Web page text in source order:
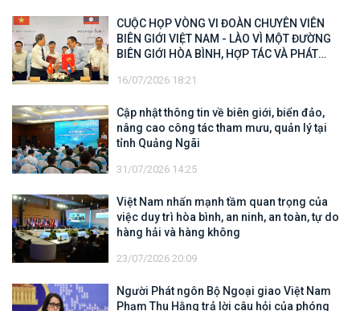
CUỘC HỌP VÒNG VI ĐOÀN CHUYÊN VIÊN
BIÊN GIỚI VIỆT NAM - LÀO VÌ MỘT ĐƯỜNG
BIÊN GIỚI HÒA BÌNH, HỢP TÁC VÀ PHÁT
16/07/2026 18:21
Cập nhật thông tin về biên giới, biển đảo,
nâng cao công tác tham mưu, quản lý tại
tỉnh Quảng Ngãi
31/07/2026 14:25
Việt Nam nhấn mạnh tầm quan trọng của
việc duy trì hòa bình, an ninh, an toàn, tự do
hàng hải và hàng không
23/07/2026 20:09
Người Phát ngôn Bộ Ngoại giao Việt Nam
Phạm Thu Hằng trả lời câu hỏi của phóng